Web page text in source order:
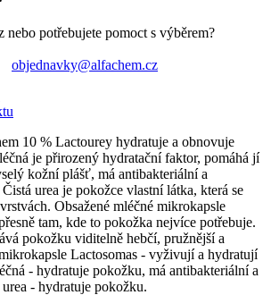
nebo potřebujete pomoct s výběrem?
objednavky@alfachem.cz
10 % Lactourey hydratuje a obnovuje
je přirozený hydratační faktor, pomáhá jí
kožní plášť, má antibakteriální a
urea je pokožce vlastní látka, která se
Obsažené mléčné mikrokapsle
tam, kde to pokožka nejvíce potřebuje.
pokožku viditelně hebčí, pružnější a
Lactosomas - vyživují a hydratují
- hydratuje pokožku, má antibakteriální a
- hydratuje pokožku.